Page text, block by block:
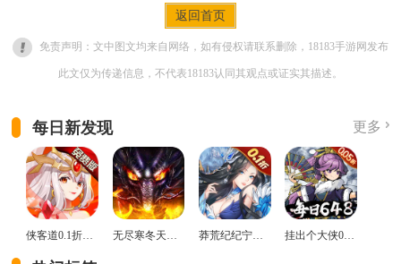
返回首页
免责声明：文中图文均来自网络，如有侵权请联系删除，18183手游网发布
此文仅为传递信息，不代表18183认同其观点或证实其描述。
每日新发现 更多
侠客道0.1折变态版 无尽寒冬天蛇新春送礼版 莽荒纪纪宁传奇0.1折送无限连抽版 挂出个大侠0.05折免单福利版